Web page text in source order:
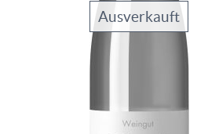
Ausverkauft